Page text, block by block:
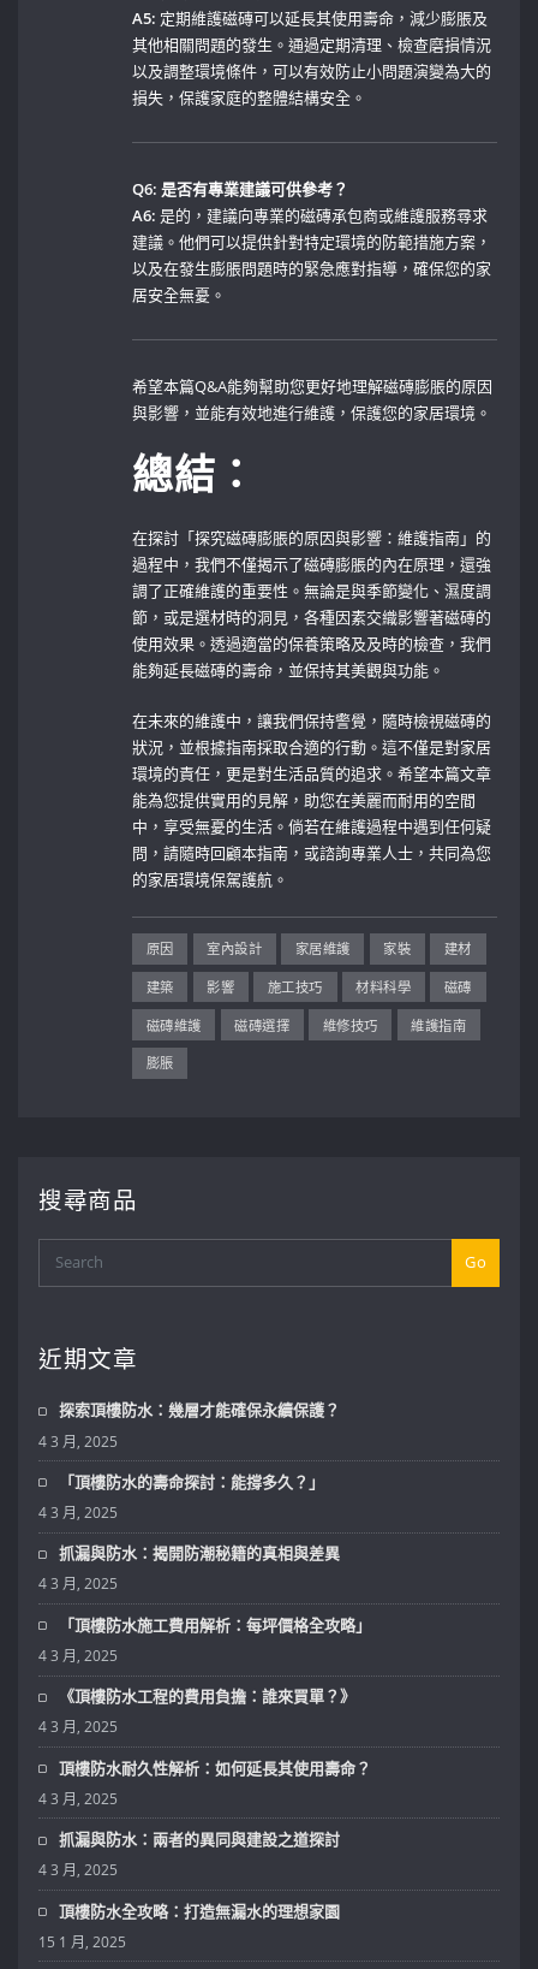
A5: ‌定期維護磁磚可以延長其使用壽命，減少膨脹及
其他相關問題的發生。通過定期清理、檢查磨損情況
以及調整環境條件，可以有效防止小問題演變為大的
損失，保護家庭的整體結構安全。
Q6: 是否有專業建議可供參考？
A6: 是的，建議向專業的磁磚承包商或維護服務尋求
建議。他們可以提供針對特定環境的防範措施方案，
以及在發生膨脹問題時的緊急應對指導，確保您的家
居安全無憂。
希望本篇Q&A能夠幫助您更好地理解磁磚膨脹的原因
與影響，並能有效地進行維護，保護您的家居環境。
總結：
在探討「探究磁磚膨脹的原因與影響：維護指南」的
過程中，我們不僅揭示了磁磚膨脹的內在原理，還強
調了正確維護的重要性。無論是與季節變化、濕度調
節，或是選材時的洞見，各種因素交織影響著磁磚的
使用效果。透過適當的保養策略及及時的檢查，我們
能夠延長磁磚的壽命，並保持其美觀與功能。
在未來的維護中，讓我們保持警覺，隨時檢視磁磚的
狀況，並根據指南採取合適的行動。這不僅是對家居
環境的責任，更是對生活品質的追求。希望本篇文章
能為您提供實用的見解，助您在美麗而耐用的空間
中，享受無憂的生活。倘若在維護過程中遇到任何疑
問，請隨時回顧本指南，或諮詢專業人士，共同為您
的家居環境保駕護航。
原因 室內設計 家居維護 家裝 建材
建築 影響 施工技巧 材料科學 磁磚
磁磚維護 磁磚選擇 維修技巧 維護指南
膨脹
搜尋商品
Go
近期文章
探索頂樓防水：幾層才能確保永續保護？
4 3 月, 2025
「頂樓防水的壽命探討：能撐多久？」
4 3 月, 2025
抓漏與防水：揭開防潮秘籍的真相與差異
4 3 月, 2025
「頂樓防水施工費用解析：每坪價格全攻略」
4 3 月, 2025
《頂樓防水工程的費用負擔：誰來買單？》
4 3 月, 2025
頂樓防水耐久性解析：如何延長其使用壽命？
4 3 月, 2025
抓漏與防水：兩者的異同與建設之道探討
4 3 月, 2025
頂樓防水全攻略：打造無漏水的理想家園
15 1 月, 2025